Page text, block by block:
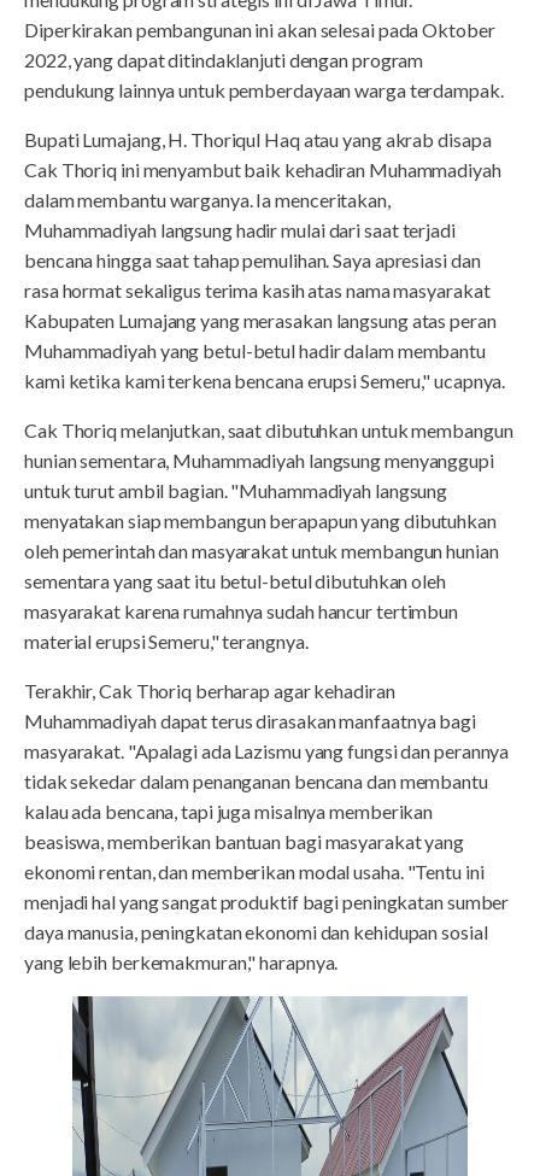
Diperkirakan pembangunan ini akan selesai pada Oktober
2022, yang dapat ditindaklanjuti dengan program
pendukung lainnya untuk pemberdayaan warga terdampak.
Bupati Lumajang, H. Thoriqul Haq atau yang akrab disapa
Cak Thoriq ini menyambut baik kehadiran Muhammadiyah
dalam membantu warganya. Ia menceritakan,
Muhammadiyah langsung hadir mulai dari saat terjadi
bencana hingga saat tahap pemulihan. Saya apresiasi dan
rasa hormat sekaligus terima kasih atas nama masyarakat
Kabupaten Lumajang yang merasakan langsung atas peran
Muhammadiyah yang betul-betul hadir dalam membantu
kami ketika kami terkena bencana erupsi Semeru," ucapnya.
Cak Thoriq melanjutkan, saat dibutuhkan untuk membangun
hunian sementara, Muhammadiyah langsung menyanggupi
untuk turut ambil bagian. "Muhammadiyah langsung
menyatakan siap membangun berapapun yang dibutuhkan
oleh pemerintah dan masyarakat untuk membangun hunian
sementara yang saat itu betul-betul dibutuhkan oleh
masyarakat karena rumahnya sudah hancur tertimbun
material erupsi Semeru," terangnya.
Terakhir, Cak Thoriq berharap agar kehadiran
Muhammadiyah dapat terus dirasakan manfaatnya bagi
masyarakat. "Apalagi ada Lazismu yang fungsi dan perannya
tidak sekedar dalam penanganan bencana dan membantu
kalau ada bencana, tapi juga misalnya memberikan
beasiswa, memberikan bantuan bagi masyarakat yang
ekonomi rentan, dan memberikan modal usaha. "Tentu ini
menjadi hal yang sangat produktif bagi peningkatan sumber
daya manusia, peningkatan ekonomi dan kehidupan sosial
yang lebih berkemakmuran," harapnya.